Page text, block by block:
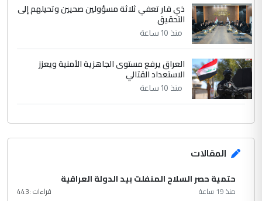
ذي قار تعفي ثلاثة مسؤولين صحيين وتحيلهم إلى
التحقيق
منذ 10 ساعة
العراق يرفع مستوى الجاهزية الأمنية ويعزز
الاستعداد القتالي
منذ 10 ساعة
المقالات
حتمية حصر السلاح المنفلت بيد الدولة العراقية
منذ 19 ساعة قراءات :443